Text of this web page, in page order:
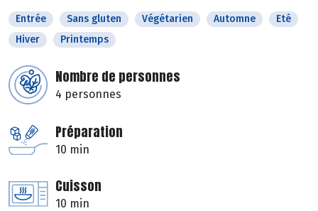
Entrée Sans gluten Végétarien Automne
Eté
Hiver
Printemps
Nombre de personnes
4 personnes
Préparation
10 min
Cuisson
10 min